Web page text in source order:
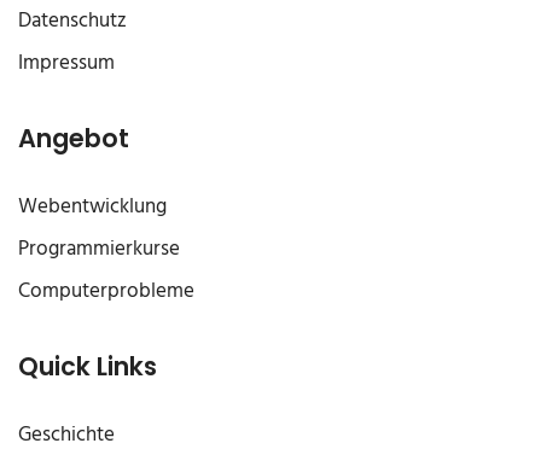
Datenschutz
Impressum
Angebot
Webentwicklung
Programmierkurse
Computerprobleme
Quick Links
Geschichte